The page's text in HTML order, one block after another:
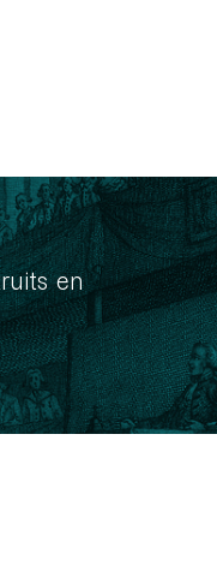
en